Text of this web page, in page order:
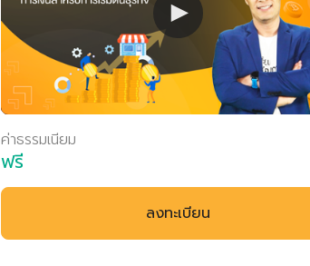
ค่าธรรมเนียม
ฟรี
ลงทะเบียน